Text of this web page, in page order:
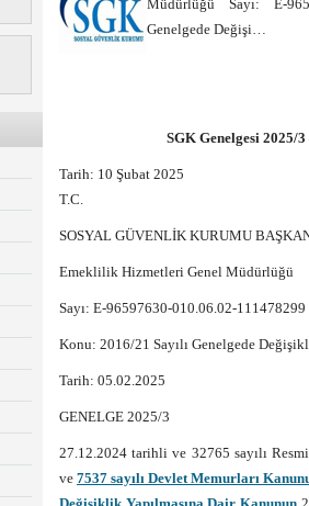
Müdürlüğü Sayı: E-
Genelgede Değişi…
SGK Genelgesi 2025/
Tarih: 10 Şubat 2025
T.C.
SOSYAL GÜVENLİK KURUMU
Emeklilik Hizmetleri Genel Müdürlüğü
Sayı: E-96597630-010.06.02-111478299
Konu: 2016/21 Sayılı Genelgede
Tarih: 05.02.2025
GENELGE 2025/3
27.12.2024 tarihli ve 32765 sayılı
ve 7537 sayılı Devlet Memurları